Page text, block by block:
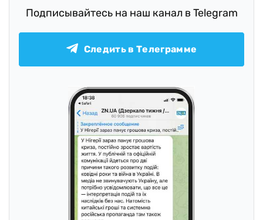
Подписывайтесь на наш канал в Telegram
Следить в Телеграмме